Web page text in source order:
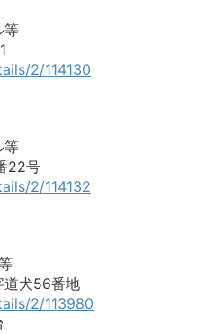
等
2/114130
等
22号
2/114132
道犬56番地
2/113980